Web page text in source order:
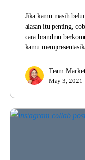
Jika kamu masih
alasan itu penting,
cara brandmu
kamu
Team
May 3, 2021